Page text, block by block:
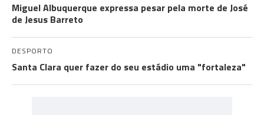
Miguel Albuquerque expressa pesar pela morte de José
de Jesus Barreto
DESPORTO
Santa Clara quer fazer do seu estádio uma "fortaleza"